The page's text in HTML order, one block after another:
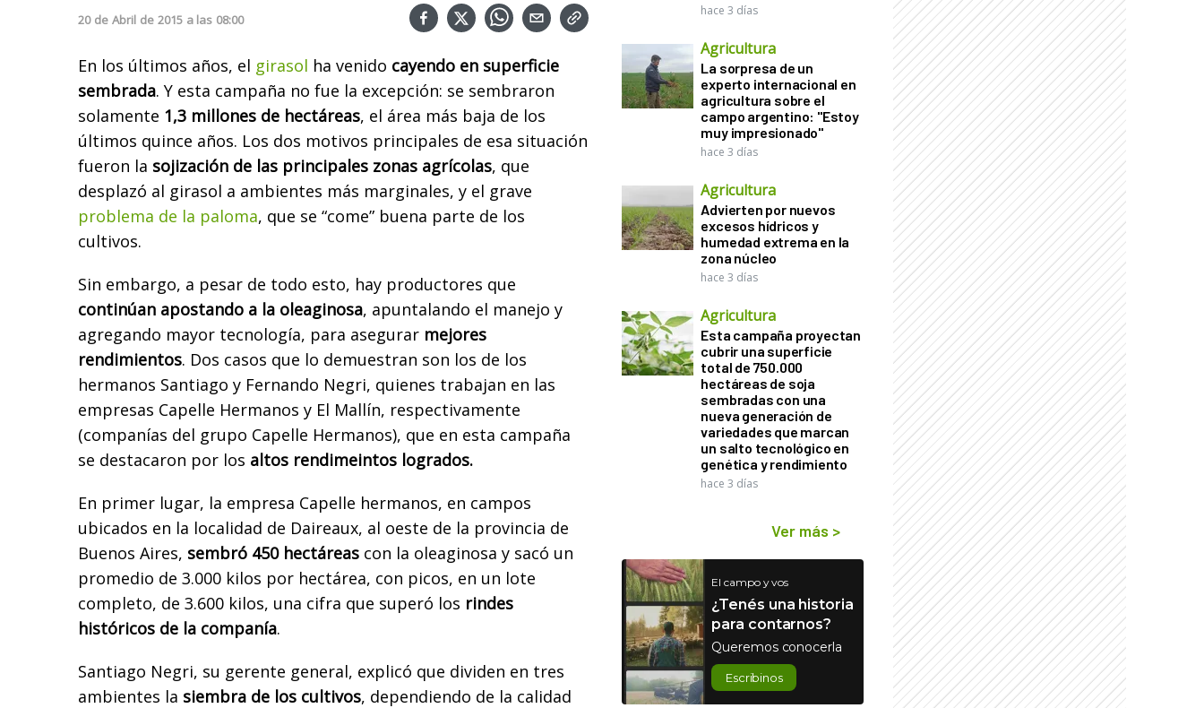
20 de Abril de 2015 a las 08:00
En los últimos años, el girasol ha venido cayendo en superficie
sembrada. Y esta campaña no fue la excepción: se sembraron
solamente 1,3 millones de hectáreas, el área más baja de los
últimos quince años. Los dos motivos principales de esa situación
fueron la sojización de las principales zonas agrícolas, que
desplazó al girasol a ambientes más marginales, y el grave
problema de la paloma, que se “come” buena parte de los
cultivos.
Sin embargo, a pesar de todo esto, hay productores que
continúan apostando a la oleaginosa, apuntalando el manejo y
agregando mayor tecnología, para asegurar mejores
rendimientos. Dos casos que lo demuestran son los de los
hermanos Santiago y Fernando Negri, quienes trabajan en las
empresas Capelle Hermanos y El Mallín, respectivamente
(companías del grupo Capelle Hermanos), que en esta campaña
se destacaron por los altos rendimeintos logrados.
En primer lugar, la empresa Capelle hermanos, en campos
ubicados en la localidad de Daireaux, al oeste de la provincia de
Buenos Aires, sembró 450 hectáreas con la oleaginosa y sacó un
promedio de 3.000 kilos por hectárea, con picos, en un lote
completo, de 3.600 kilos, una cifra que superó los rindes
históricos de la companía.
Santiago Negri, su gerente general, explicó que dividen en tres
ambientes la siembra de los cultivos, dependiendo de la calidad
hace 3 días
Agricultura
La sorpresa de un
experto internacional en
agricultura sobre el
campo argentino: "Estoy
muy impresionado"
hace 3 días
Agricultura
Advierten por nuevos
excesos hídricos y
humedad extrema en la
zona núcleo
hace 3 días
Agricultura
Esta campaña proyectan
cubrir una superficie
total de 750.000
hectáreas de soja
sembradas con una
nueva generación de
variedades que marcan
un salto tecnológico en
genética y rendimiento
hace 3 días
Ver más >
El campo y vos
¿Tenés una historia
para contarnos?
Queremos conocerla
Escribinos